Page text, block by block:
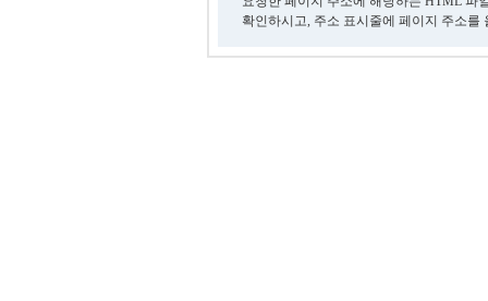
확인하시고, 주소 표시줄에 페이지 주소